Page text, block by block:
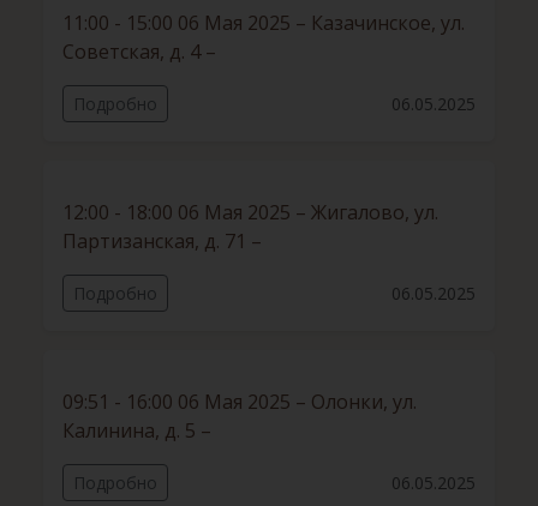
11:00 - 15:00 06 Мая 2025 – Казачинское, ул.
Советская, д. 4 –
Подробно 06.05.2025
12:00 - 18:00 06 Мая 2025 – Жигалово, ул.
Партизанская, д. 71 –
Подробно 06.05.2025
09:51 - 16:00 06 Мая 2025 – Олонки, ул.
Калинина, д. 5 –
Подробно 06.05.2025